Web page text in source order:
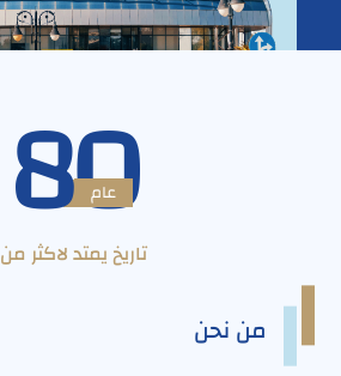
80
عام
تاريخ يمتد لاكثر من
من نحن